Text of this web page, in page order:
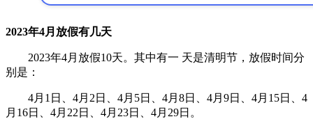
2023年4月放假有几天
2023年4月放假10天。其中有一 天是清明节，放假时间分
别是：
4月1日、4月2日、4月5日、4月8日、4月9日、4月15日、4
月16日、4月22日、4月23日、4月29日。